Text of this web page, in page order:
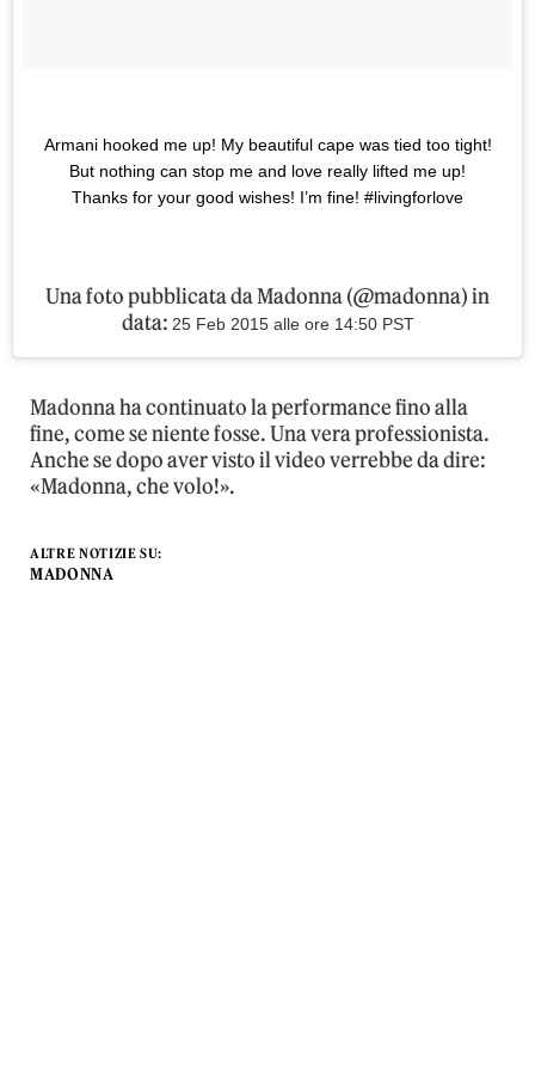
Armani hooked me up! My beautiful cape was tied too tight!
But nothing can stop me and love really lifted me up!
Thanks for your good wishes! I’m fine! #livingforlove
Una foto pubblicata da Madonna (@madonna) in
data: 25 Feb 2015 alle ore 14:50 PST
Madonna ha continuato la performance fino alla
fine, come se niente fosse. Una vera professionista.
Anche se dopo aver visto il video verrebbe da dire:
«Madonna, che volo!».
ALTRE NOTIZIE SU:
MADONNA